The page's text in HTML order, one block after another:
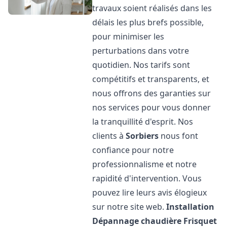
travaux soient réalisés dans les
délais les plus brefs possible,
pour minimiser les
perturbations dans votre
quotidien. Nos tarifs sont
compétitifs et transparents, et
nous offrons des garanties sur
nos services pour vous donner
la tranquillité d'esprit. Nos
clients àSorbiers nous font
confiance pour notre
professionnalisme et notre
rapidité d'intervention. Vous
pouvez lire leurs avis élogieux
sur notre site web.Installation
Dépannage chaudière Frisquet